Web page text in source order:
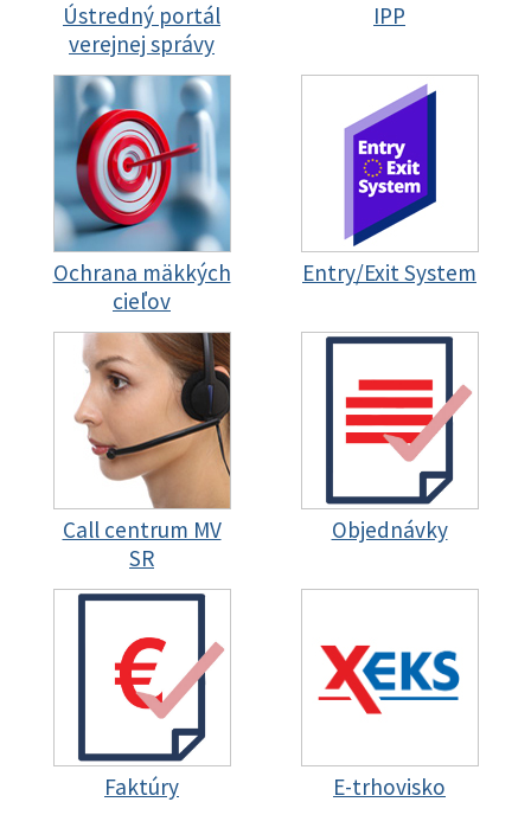
Ústredný portál
verejnej správy
IPP
Ochrana mäkkých
cieľov
Entry/Exit System
Call centrum MV
SR
Objednávky
Faktúry E-trhovisko